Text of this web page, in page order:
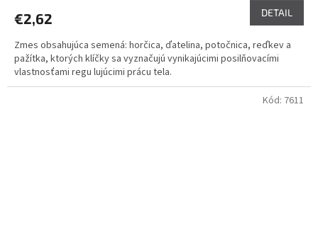
€2,62 DETAIL
Zmes obsahujúca semená: horčica, ďatelina, potočnica, reďkev a
pažítka, ktorých klíčky sa vyznačujú vynikajúcimi posilňovacími
vlastnosťami regu lujúcimi prácu tela.
Kód: 7611